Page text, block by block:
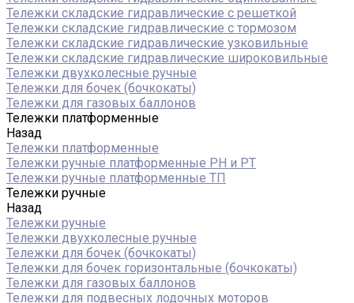
Тележки складские гидравлические с решеткой
Тележки складские гидравлические с тормозом
Тележки складские гидравлические узковильные
Тележки складские гидравлические широковильные
Тележки двухколесные ручные
Тележки для бочек (бочкокаты)
Тележки для газовых баллонов
Тележки платформенные
Назад
Тележки платформенные
Тележки ручные платформенные PH и PT
Тележки ручные платформенные ТП
Тележки ручные
Назад
Тележки ручные
Тележки двухколесные ручные
Тележки для бочек (бочкокаты)
Тележки для бочек горизонтальные (бочкокаты)
Тележки для газовых баллонов
Тележки для подвесных лодочных моторов